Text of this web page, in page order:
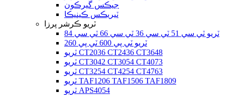
جيڪس گيرڪون
ٽيريڪس ڪينيڪا
ٽريو ڪرشر پرزا
ٽريو ٽي سي 51 ٽي سي 36 ٽي سي 66 ٽي سي 84
ٽريو ٽي پي 600 ٽي پي 260
ٽريو CT2036 CT2436 CT3648
ٽريو CT3042 CT3054 CT4073
ٽريو CT3254 CT4254 CT4763
ٽريو TAF1206 TAF1506 TAF1809
ٽريو APS4054